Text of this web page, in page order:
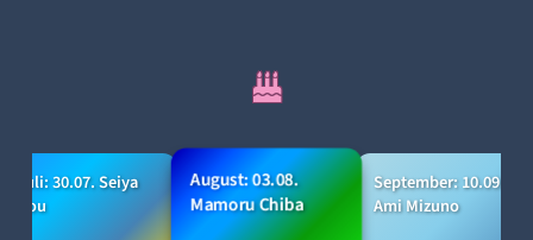
Juli: 30.07. Seiya
Kou
August: 03.08.
Mamoru Chiba
September: 10.09.
Ami Mizuno